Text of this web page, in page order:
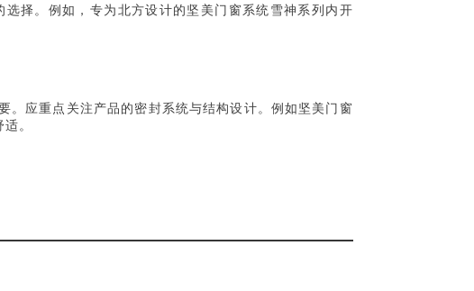
择。例如，专为北方设计的坚美门窗系统雪神系列内开
。应重点关注产品的密封系统与结构设计。例如坚美门窗
。